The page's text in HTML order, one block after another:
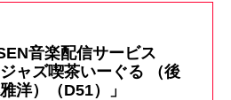
音楽配信サービス
ジャズ喫茶いーぐる （後
洋）（D51）」